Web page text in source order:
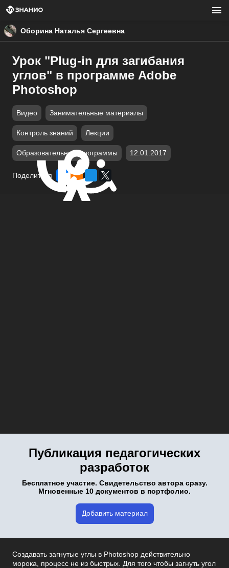
Оборина Наталья Сергеевна
Урок "Plug-in для загибания
углов" в программе Adobe
Photoshop
Видео Занимательные материалы
Контроль знаний Лекции
Образовательные программы 12.01.2017
Поделиться
Публикация педагогических
разработок
Бесплатное участие. Свидетельство автора сразу.
Мгновенные 10 документов в портфолио.
Добавить материал
Создавать загнутые углы в Photoshop действительно
морока, процесс не из быстрых. Для того чтобы загнуть угол